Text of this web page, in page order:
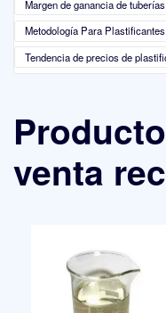
Margen de ganancia de
Metodología Para Plastificantes
Tendencia de precios de
venta